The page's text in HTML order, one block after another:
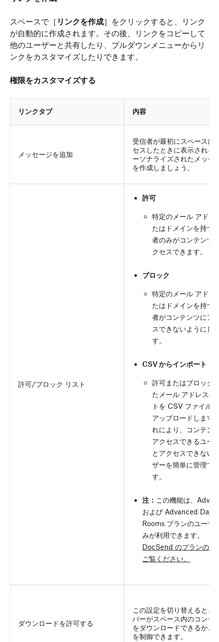
スペースで［ リンクを作成］をクリックすると、リンク
が自動的に作成されます。その後、リンクをコピーして
他のユーザーと共有したり、プルダウンメニューからリ
ンクをカスタマイズしたりできます。
権限をカスタマイズする
リンクタブ 内容
メッセージを追加
受信者が最初にスペースに
セスしたときに表示される
ーソナライズされたメッセ
を作成しましょう。
許可/ブロック リスト
許可
特定のメール アドレ
たはドメインを持つ
者のみがコンテンツ
クセスできます。
ブロック
特定のメール アドレ
たはドメインを持つ
者がコンテンツにア
スできないようにし
す。
CSV からインポート
許可またはブロック
たメール アドレスの
トを CSV ファイル
アップロードします
れにより、コンテン
アクセスできるユー
とアクセスできない
ザーを簡単に管理で
す。
注： この機能は、
および Advanced Data
Rooms プランのユーザ
みが利用できます。
DocSend のプランの詳
ご覧ください。
ダウンロードを許可する
この設定を切り替えると、
バーがスペース内のコンテ
をダウンロードできるかど
を制御できます。